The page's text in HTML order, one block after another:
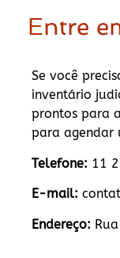
Entre
Se você
inventário
prontos para
para agendar
Telefone: 11
E-mail:
Endereço: